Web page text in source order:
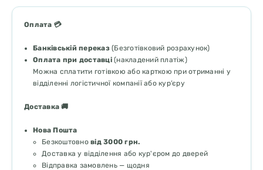
Оплата 💳
Банківській переказ(Безготівковий розрахунок)
Оплата при доставці(накладений платіж)
Можна сплатити готівкою або карткою при отриманні у
відділенні логістичної компанії або кур’єру
Доставка 🚚
Нова Пошта
Безкоштовно від 3000 грн.
Доставка у відділення або кур'єром до дверей
Відправка замовлень — щодня